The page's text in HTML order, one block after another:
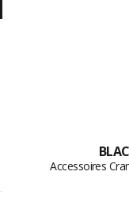
Accessoires